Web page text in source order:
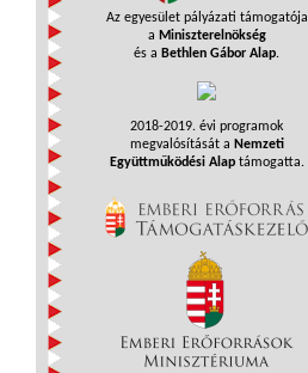
Az egyesület pályázati támogatója
a Miniszterelnökség
és a Bethlen Gábor Alap.
2018-2019. évi programok
megvalósítását a Nemzeti
Együttműködési Alaptámogatta.